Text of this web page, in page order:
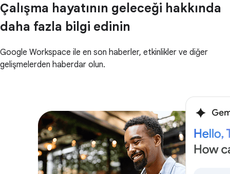
Çalışma hayatının geleceği hakkında
daha fazla bilgi edinin
Google Workspace ile en son haberler, etkinlikler ve diğer
gelişmelerden haberdar olun.